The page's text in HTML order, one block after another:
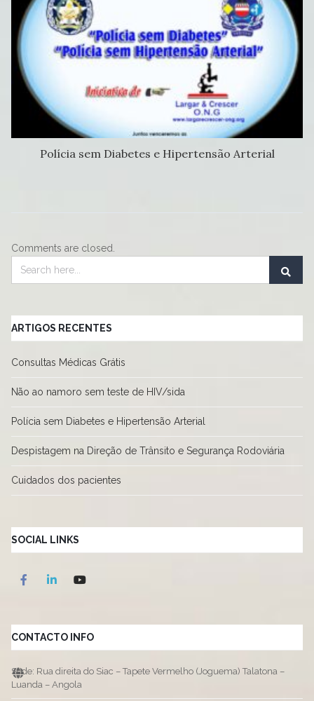
Polícia sem Diabetes e Hipertensão Arterial
Comments are closed.
ARTIGOS RECENTES
Consultas Médicas Grátis
Não ao namoro sem teste de HIV/sida
Polícia sem Diabetes e Hipertensão Arterial
Despistagem na Direção de Trânsito e Segurança Rodoviária
Cuidados dos pacientes
SOCIAL LINKS
CONTACTO INFO
Sede: Rua direita do Siac – Tapete Vermelho (Joguema) Talatona –
Luanda – Angola